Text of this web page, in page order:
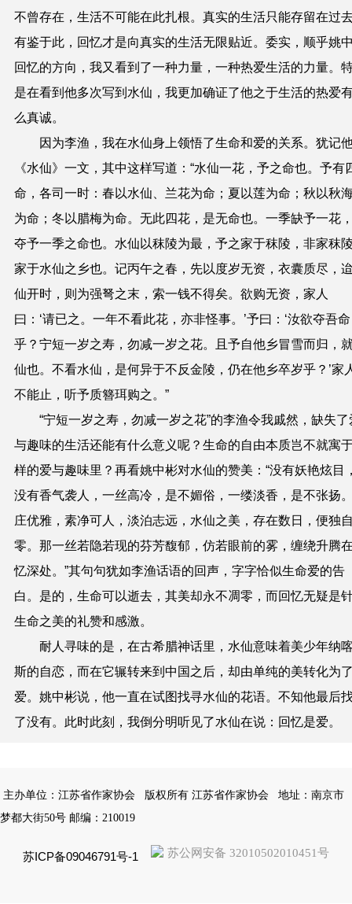
不曾存在，生活不可能在此扎根。真实的生活只能存留在过
有鉴于此，回忆才是向真实的生活无限贴近。委实，顺乎姚
回忆的方向，我又看到了一种力量，一种热爱生活的力量。
是在看到他多次写到水仙，我更加确证了他之于生活的热爱
么真诚。
因为李渔，我在水仙身上领悟了生命和爱的关系。犹记
《水仙》一文，其中这样写道：“水仙一花，予之命也。予有
命，各司一时：春以水仙、兰花为命；夏以莲为命；秋以秋
为命；冬以腊梅为命。无此四花，是无命也。一季缺予一花
夺予一季之命也。水仙以秣陵为最，予之家于秣陵，非家秣
家于水仙之乡也。记丙午之春，先以度岁无资，衣囊质尽，
仙开时，则为强弩之末，索一钱不得矣。欲购无资，家人
曰：‘请已之。一年不看此花，亦非怪事。’予曰：‘汝欲夺吾命
乎？宁短一岁之寿，勿减一岁之花。且予自他乡冒雪而归，
仙也。不看水仙，是何异于不反金陵，仍在他乡卒岁乎？’家
不能止，听予质簪珥购之。”
“宁短一岁之寿，勿减一岁之花”的李渔令我戚然，缺失了
与趣味的生活还能有什么意义呢？生命的自由本质岂不就寓
样的爱与趣味里？再看姚中彬对水仙的赞美：“没有妖艳炫目
没有香气袭人，一丝高冷，是不媚俗，一缕淡香，是不张扬
庄优雅，素净可人，淡泊志远，水仙之美，存在数日，便独
零。那一丝若隐若现的芬芳馥郁，仿若眼前的雾，缠绕升腾
忆深处。”其句句犹如李渔话语的回声，字字恰似生命爱的告
白。是的，生命可以逝去，其美却永不凋零，而回忆无疑是
生命之美的礼赞和感激。
耐人寻味的是，在古希腊神话里，水仙意味着美少年纳
斯的自恋，而在它辗转来到中国之后，却由单纯的美转化为
爱。姚中彬说，他一直在试图找寻水仙的花语。不知他最后
了没有。此时此刻，我倒分明听见了水仙在说：回忆是爱。
主办单位：江苏省作家协会 版权所有 江苏省作家协会
地址：南京市
梦都大街50号 邮编：210019
苏ICP备09046791号-1 苏公网安备 32010502010451号